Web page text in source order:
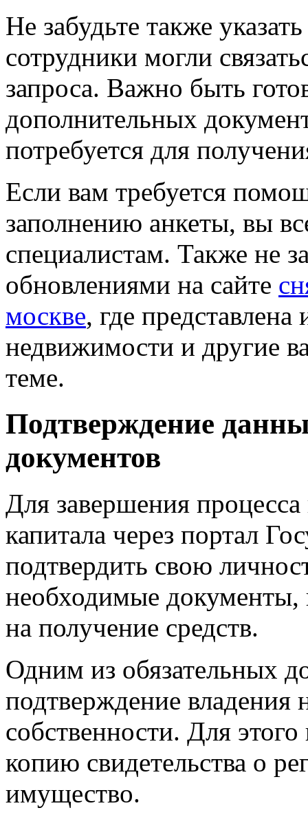
Не забудьте также
сотрудники могли
запроса. Важно быть
дополнительных
потребуется для
Если вам требуется
заполнению анкеты, вы
специалистам. Также не
обновлениями на сайте
москве, где
недвижимости и другие
теме.
Подтверждение
документов
Для завершения
капитала через портал
подтвердить свою
необходимые
на получение средств.
Одним из обязательных
подтверждение
собственности. Для
копию свидетельства о
имущество.